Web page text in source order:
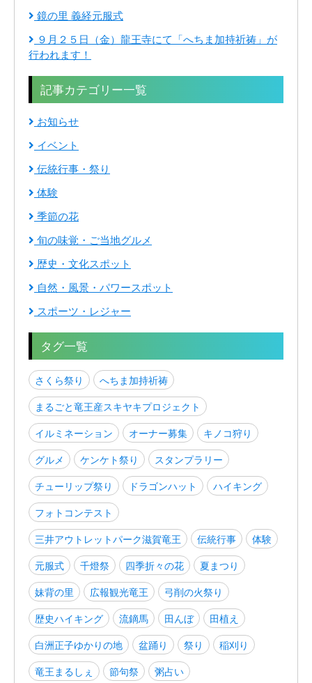
鏡の里 義経元服式
９月２５日（金）龍王寺にて「へちま加持祈祷」が
行われます！
記事カテゴリー一覧
お知らせ
イベント
伝統行事・祭り
体験
季節の花
旬の味覚・ご当地グルメ
歴史・文化スポット
自然・風景・パワースポット
スポーツ・レジャー
タグ一覧
さくら祭り
へちま加持祈祷
まるごと竜王産スキヤキプロジェクト
イルミネーション
オーナー募集
キノコ狩り
グルメ
ケンケト祭り
スタンプラリー
チューリップ祭り
ドラゴンハット
ハイキング
フォトコンテスト
三井アウトレットパーク滋賀竜王
伝統行事
体験
元服式
千燈祭 四季折々の花
夏まつり
妹背の里
広報観光竜王
弓削の火祭り
歴史ハイキング
流鏑馬 田んぼ
田植え
白洲正子ゆかりの地
盆踊り 祭り
稲刈り
竜王まるしぇ
節句祭
粥占い